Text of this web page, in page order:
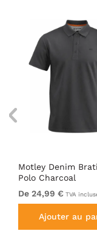
Motley Denim
Polo Charcoal
De 24,99 € TVA
Ajouter au